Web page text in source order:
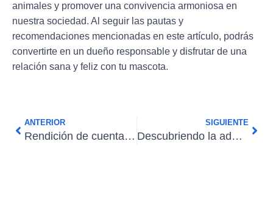
animales y promover una convivencia armoniosa en
nuestra sociedad. Al seguir las pautas y
recomendaciones mencionadas en este artículo, podrás
convertirte en un dueño responsable y disfrutar de una
relación sana y feliz con tu mascota.
ANTERIOR
Rendición de cuentas del administrador de condominios
SIGUIENTE
Descubriendo la administración de edificios: Todo lo que necesita saber